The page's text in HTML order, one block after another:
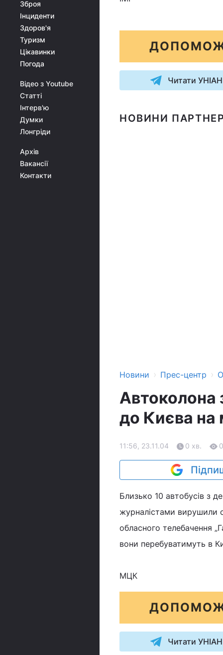
Зброя
Інциденти
Здоров'я
Туризм
Цікавинки
Погода
Відео з Youtube
Статті
Інтерв'ю
Думки
Лонгріди
Архів
Вакансії
Контакти
Читати
НОВИНИ
Новини › Прес-центр ›
Автоколона
до Києва на
11:56, 23.11.04 0 хв. 0
Близько 10 автобусів з
журналістами вирушили
обласного телебачення
вони перебуватимуть в
МЦК
Читати